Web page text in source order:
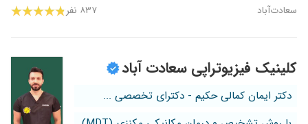
سعادت‌آباد ۸۳۷ نفر
کلینیک فیزیوتراپی سعادت آباد
دکتر ایمان کمالی حکیم - دکترای تخصصی ...